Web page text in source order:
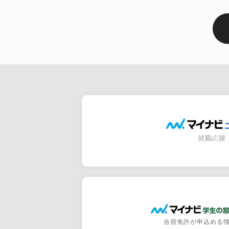
合宿免許が申込める